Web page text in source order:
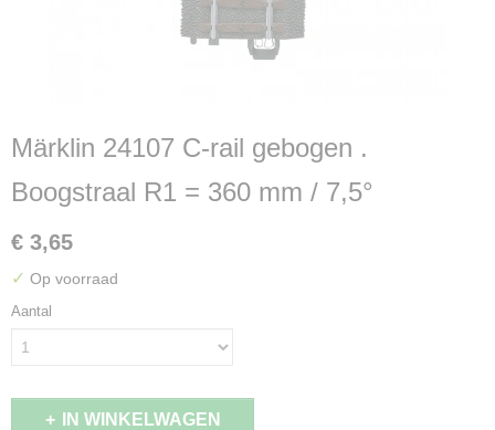
Märklin 24107 C-rail gebogen .
Boogstraal R1 = 360 mm / 7,5°
€ 3,65
✓ Op voorraad
Aantal
IN WINKELWAGEN